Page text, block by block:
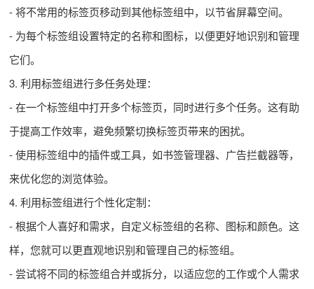
- 将不常用的标签页移动到其他标签组中，以节省屏幕空间。
- 为每个标签组设置特定的名称和图标，以便更好地识别和管理
它们。
3. 利用标签组进行多任务处理：
- 在一个标签组中打开多个标签页，同时进行多个任务。这有助
于提高工作效率，避免频繁切换标签页带来的困扰。
- 使用标签组中的插件或工具，如书签管理器、广告拦截器等，
来优化您的浏览体验。
4. 利用标签组进行个性化定制：
- 根据个人喜好和需求，自定义标签组的名称、图标和颜色。这
样，您就可以更直观地识别和管理自己的标签组。
- 尝试将不同的标签组合并或拆分，以适应您的工作或个人需求